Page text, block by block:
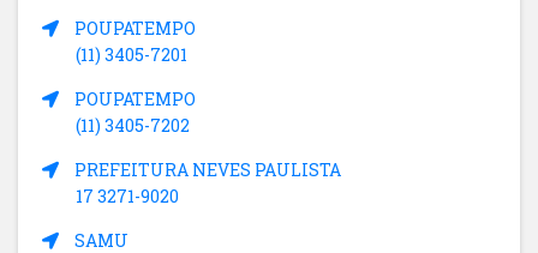
POUPATEMPO
(11) 3405-7201
POUPATEMPO
(11) 3405-7202
PREFEITURA NEVES PAULISTA
17 3271-9020
SAMU